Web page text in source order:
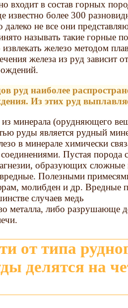
входит в состав горных
известно более 300
не все они
называть такие горные
железо методом
железа из руд зависит
руд наиболее
Из этих руд
из минерала (орудняющего
руды является рудный
в минерале химически
Пустая порода
образующих
Полезными
молибден и др. Вредные
случаев медь
металла, либо разрушающе
делятся на